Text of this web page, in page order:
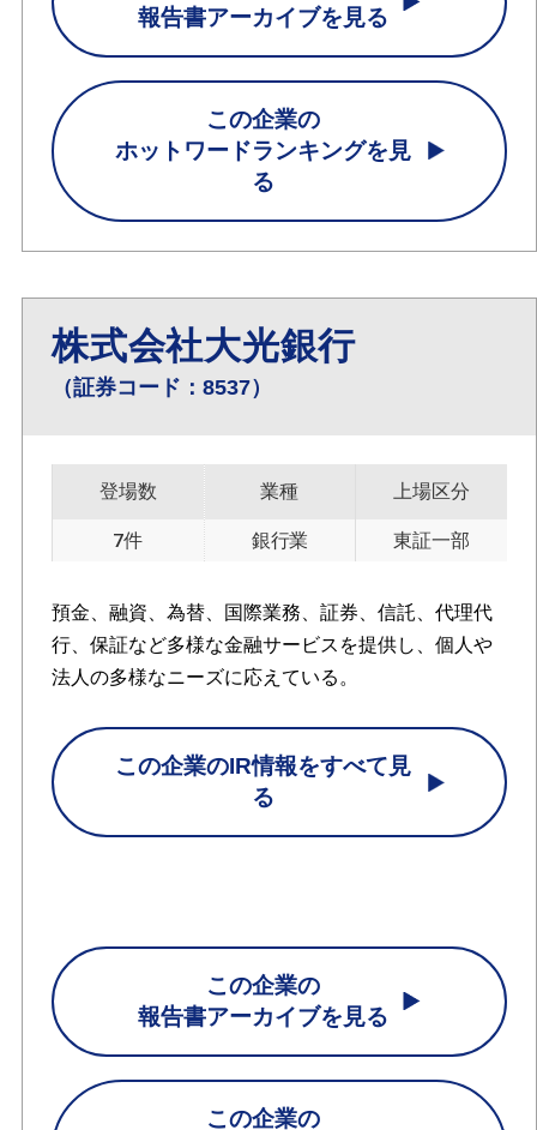
報告書アーカイブを見る
この企業の
ホットワードランキングを見
る
株式会社大光銀行
（証券コード：8537）
登場数
7件
業種
銀行業
上場区分
東証一部
預金、融資、為替、国際業務、証券、信託、代理代
行、保証など多様な金融サービスを提供し、個人や
法人の多様なニーズに応えている。
この企業のIR情報をすべて見
る
この企業の
報告書アーカイブを見る
この企業の